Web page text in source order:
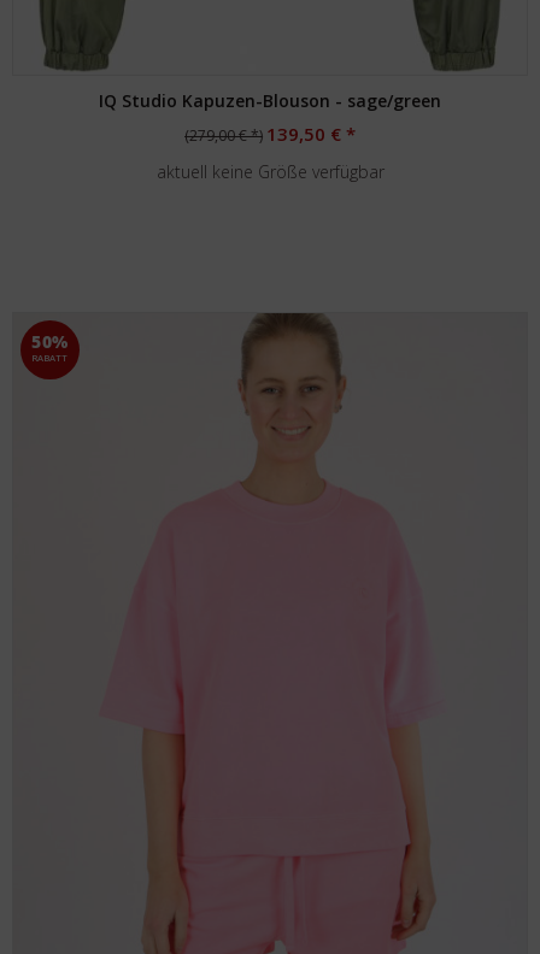
IQ Studio Kapuzen-Blouson - sage/green
(279,00 € *) 139,50 € *
aktuell keine Größe verfügbar
50%
RABATT